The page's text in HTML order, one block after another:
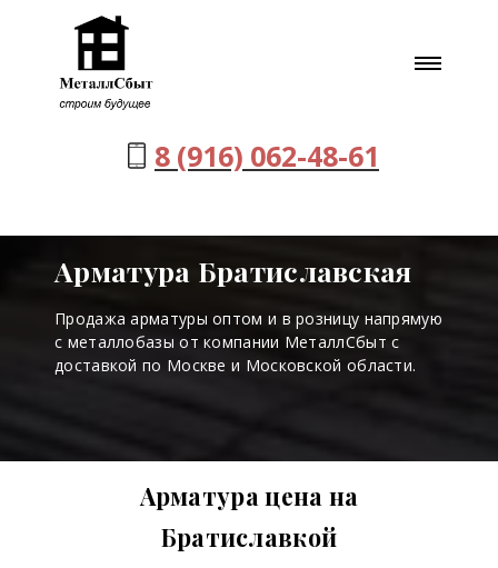
8 (916) 062-48-61
Арматура Братиславская
Продажа арматуры оптом и в розницу напрямую
с металлобазы от компании МеталлСбыт с
доставкой по Москве и Московской области.
Арматура цена на
Братиславкой